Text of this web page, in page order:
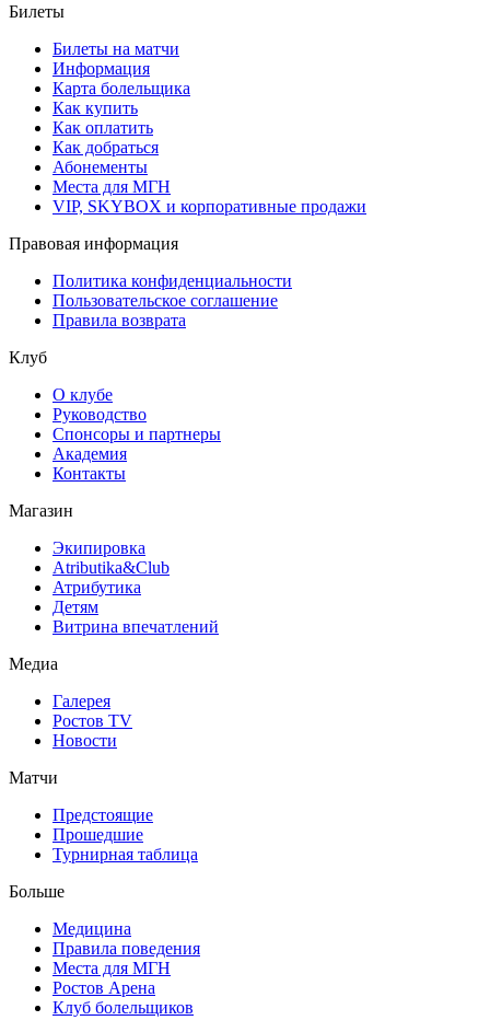
Билеты
Билеты на матчи
Информация
Карта болельщика
Как купить
Как оплатить
Как добраться
Абонементы
Места для МГН
VIP, SKYBOX и корпоративные продажи
Правовая информация
Политика конфиденциальности
Пользовательское соглашение
Правила возврата
Клуб
О клубе
Руководство
Спонсоры и партнеры
Академия
Контакты
Магазин
Экипировка
Atributika&Club
Атрибутика
Детям
Витрина впечатлений
Медиа
Галерея
Ростов TV
Новости
Матчи
Предстоящие
Прошедшие
Турнирная таблица
Больше
Медицина
Правила поведения
Места для МГН
Ростов Арена
Клуб болельщиков